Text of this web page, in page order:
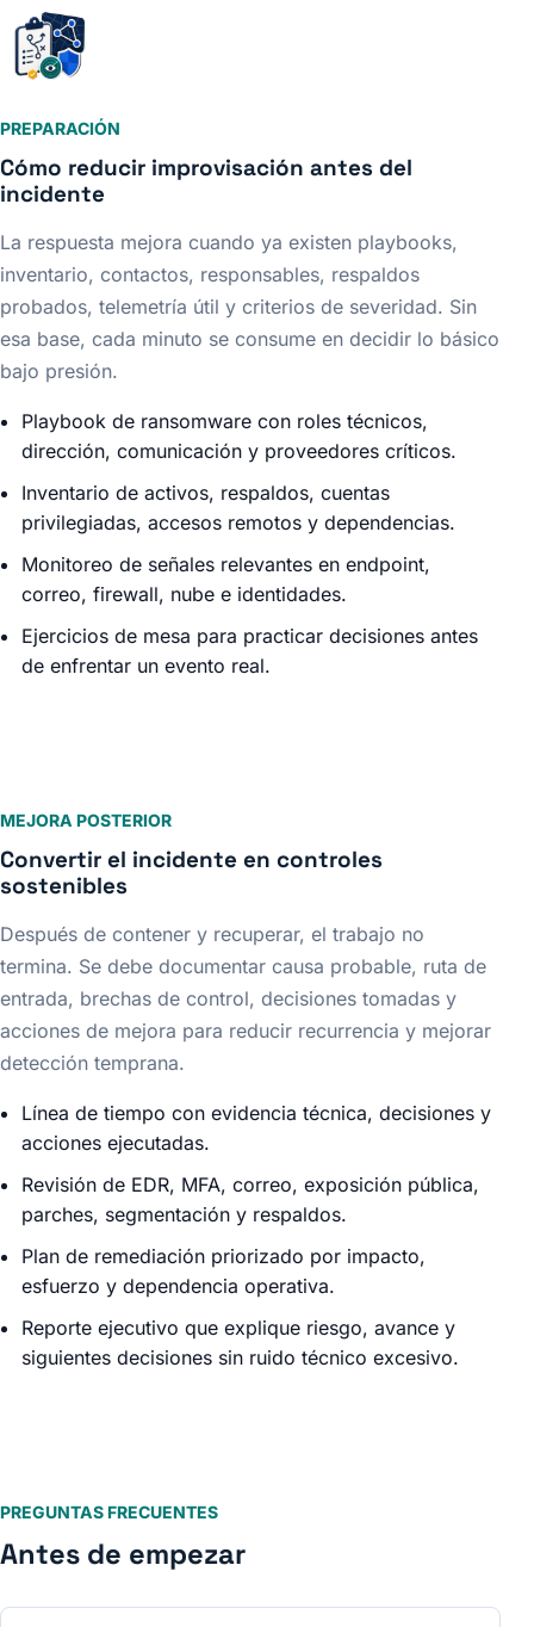
PREPARACIÓN
Cómo reducir improvisación antes del
incidente
La respuesta mejora cuando ya existen playbooks,
inventario, contactos, responsables, respaldos
probados, telemetría útil y criterios de severidad. Sin
esa base, cada minuto se consume en decidir lo básico
bajo presión.
Playbook de ransomware con roles técnicos,
dirección, comunicación y proveedores críticos.
Inventario de activos, respaldos, cuentas
privilegiadas, accesos remotos y dependencias.
Monitoreo de señales relevantes en endpoint,
correo, firewall, nube e identidades.
Ejercicios de mesa para practicar decisiones antes
de enfrentar un evento real.
MEJORA POSTERIOR
Convertir el incidente en controles
sostenibles
Después de contener y recuperar, el trabajo no
termina. Se debe documentar causa probable, ruta de
entrada, brechas de control, decisiones tomadas y
acciones de mejora para reducir recurrencia y mejorar
detección temprana.
Línea de tiempo con evidencia técnica, decisiones y
acciones ejecutadas.
Revisión de EDR, MFA, correo, exposición pública,
parches, segmentación y respaldos.
Plan de remediación priorizado por impacto,
esfuerzo y dependencia operativa.
Reporte ejecutivo que explique riesgo, avance y
siguientes decisiones sin ruido técnico excesivo.
PREGUNTAS FRECUENTES
Antes de empezar